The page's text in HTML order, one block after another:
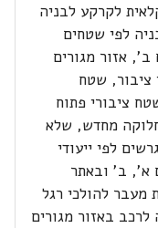
לקרקע לבניה
לפי שטחים
ב', אזור מגורים
ציבור, שטח
ציבורי פתוח
מחדש, שלא
לפי ייעודי
א', ב' ובאתר
מעבר להולכי רגל
לרכב באזור מגורים